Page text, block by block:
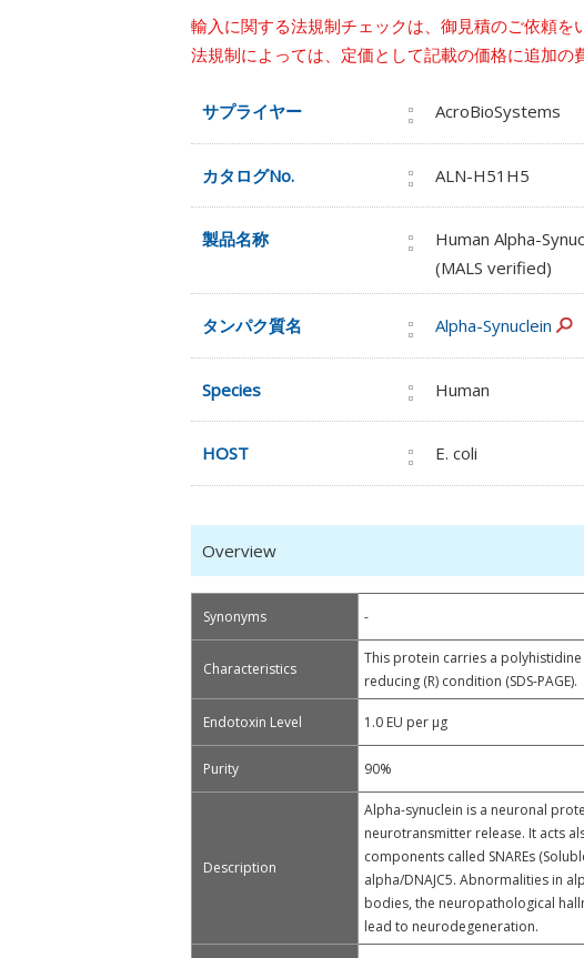
輸入に関する法規制チェックは、御見積のご依頼を
法規制によっては、定価として記載の価格に追加の
サプライヤー AcroBioSystems
カタログNo. ALN-H51H5
製品名称
Human Alpha-
(MALS verified)
タンパク質名 Alpha-Synuclein
Species Human
HOST E. coli
Overview
Synonyms -
Characteristics
This protein carries a
reducing (R) condition (SDS-PAGE).
Endotoxin Level 1.0 EU per μg
Purity 90%
Description
Alpha-synuclein is a neuronal
neurotransmitter release. It acts
components called SNAREs
alpha/DNAJC5. Abnormalities in
bodies, the neuropathological
lead to neurodegeneration.